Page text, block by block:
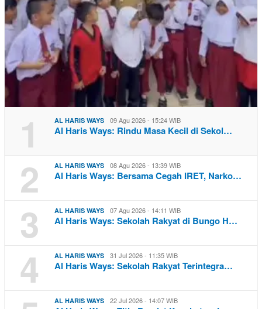
1 AL HARIS WAYS 09 Agu 2026 - 15:24 WIB
Al Haris Ways: Rindu Masa Kecil di Sekol…
2 AL HARIS WAYS 08 Agu 2026 - 13:39 WIB
Al Haris Ways: Bersama Cegah IRET, Narko…
3 AL HARIS WAYS 07 Agu 2026 - 14:11 WIB
Al Haris Ways: Sekolah Rakyat di Bungo H…
4 AL HARIS WAYS 31 Jul 2026 - 11:35 WIB
Al Haris Ways: Sekolah Rakyat Terintegra…
AL HARIS WAYS 22 Jul 2026 - 14:07 WIB